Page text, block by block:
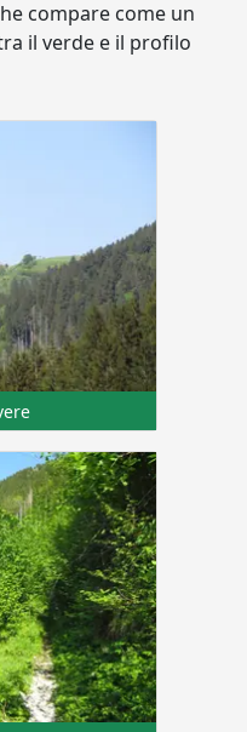
compare come un
il verde e il profilo